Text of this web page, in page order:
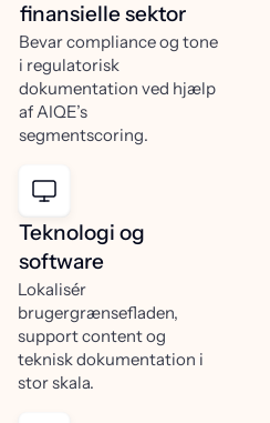
finansielle sektor
Bevar compliance og tone
i regulatorisk
dokumentation ved hjælp
af AIQE’s
segmentscoring.
Teknologi og
software
Lokalisér
brugergrænsefladen,
support content og
teknisk dokumentation i
stor skala.